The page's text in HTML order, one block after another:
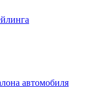
автомобиля